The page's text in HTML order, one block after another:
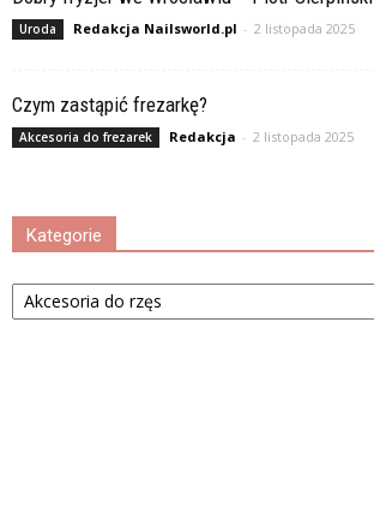
Uroda Redakcja Nailsworld.pl - 2 listopada 2025
Czym zastąpić frezarkę?
Akcesoria do frezarek Redakcja - 2 listopada 2025
Kategorie
Kategorie